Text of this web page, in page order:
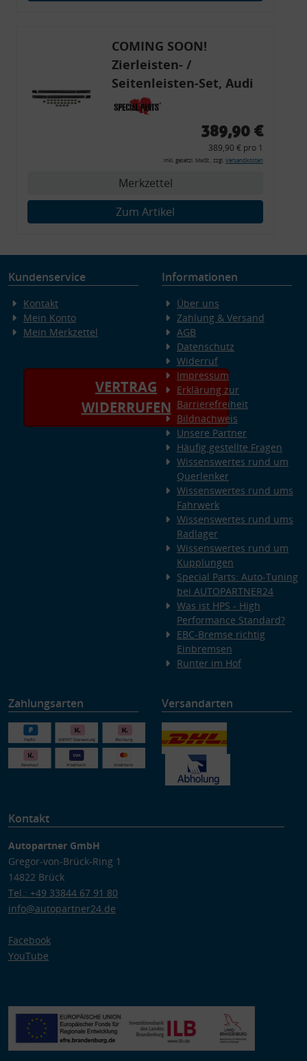
COMING SOON!
Zierleisten- /
Seitenleisten-Set, Audi
80 Cabrio, Coupe, S2, (6x
Zierleiste, 2x Kappe,
Montagewerkzeug)
389,90 €
389,90 € pro 1
inkl. gesetzl. MwSt., zzgl. Versandkosten
Merkzettel
Zum Artikel
Kundenservice
Kontakt
Mein Konto
Mein Merkzettel
VERTRAG
WIDERRUFEN
Informationen
Über uns
Zahlung & Versand
AGB
Datenschutz
Widerruf
Impressum
Erklärung zur
Barrierefreiheit
Bildnachweis
Unsere Partner
Häufig gestellte Fragen
Wissenswertes rund um
Querlenker
Wissenswertes rund ums
Fahrwerk
Wissenswertes rund ums
Radlager
Wissenswertes rund um
Kupplungen
Special Parts: Auto-Tuning
bei AUTOPARTNER24
Was ist HPS - High
Performance Standard?
EBC-Bremse richtig
Einbremsen
Runter im Hof
Zahlungsarten Versandarten
Kontakt
Autopartner GmbH
Gregor-von-Brück-Ring 1
14822 Brück
Tel.: +49 33844 67 91 80
info@autopartner24.de
Facebook
YouTube